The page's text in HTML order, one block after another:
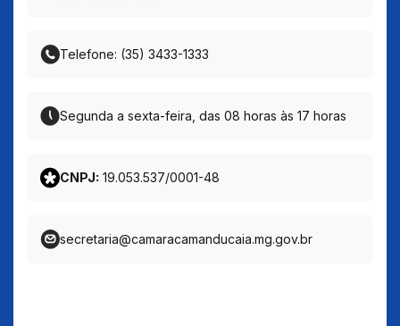
Telefone: (35) 3433-1333
Segunda a sexta-feira, das 08 horas às 17 horas
CNPJ: 19.053.537/0001-48
secretaria@camaracamanducaia.mg.gov.br